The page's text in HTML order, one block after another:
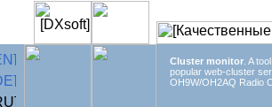
Cluster monitor . A
popular web-cluster
OH9W/OH2AQ Radio